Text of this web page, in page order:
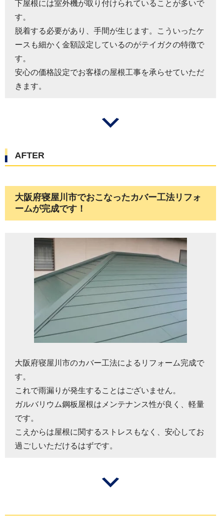
下屋根には室外機が取り付けられていることが多いで
す。
脱着する必要があり、手間が生じます。こういったケ
ースも細かく金額設定しているのがテイガクの特徴で
す。
安心の価格設定でお客様の屋根工事を承らせていただ
きます。
AFTER
大阪府寝屋川市でおこなったカバー工法リフォ
ームが完成です！
大阪府寝屋川市のカバー工法によるリフォーム完成で
す。
これで雨漏りが発生することはございません。
ガルバリウム鋼板屋根はメンテナンス性が良く、軽量
です。
こえからは屋根に関するストレスもなく、安心してお
過ごしいただけるはずです。